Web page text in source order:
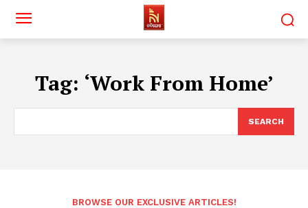
Tag: ‘Work From Home’
SEARCH
BROWSE OUR EXCLUSIVE ARTICLES!